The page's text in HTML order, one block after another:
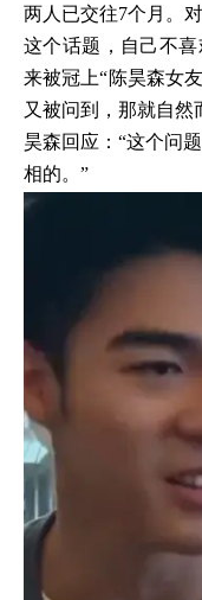
两人已交往7个月。
这个话题，自己不
来被冠上“陈昊森女
又被问到，那就自然
昊森回应：“这个问
相的。”